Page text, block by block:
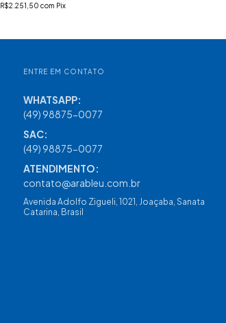
R$2.251,50com Pix
ENTRE EM CONTATO
(49) 98875-0077
contato@arableu.com.br
Avenida Adolfo Zigueli, 1021, Joaçaba, Sanata
Catarina, Brasil